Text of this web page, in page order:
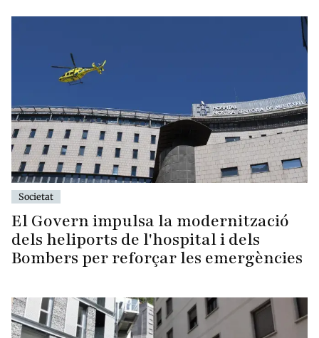
Societat
El Govern impulsa la modernització
dels heliports de l'hospital i dels
Bombers per reforçar les emergències